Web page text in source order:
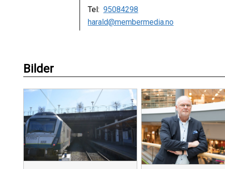
Tel: 95084298
harald@membermedia.no
Bilder